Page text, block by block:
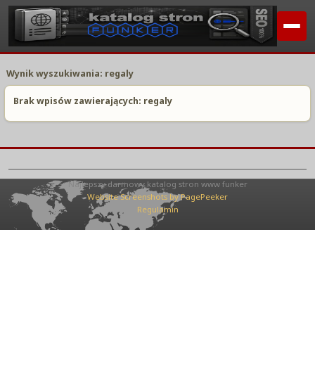
Wynik wyszukiwania: regaly
Brak wpisów zawierających: regaly
Najlepszy darmowy katalog stron www funker
Website Screenshots by PagePeeker
Regulamin